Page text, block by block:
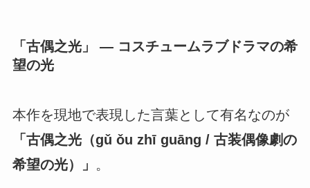
「古偶之光」 ― コスチュームラブドラマの希
望の光
本作を現地で表現した言葉として有名なのが
「古偶之光（gǔ ǒu zhī guāng / 古装偶像劇の
希望の光）」 。